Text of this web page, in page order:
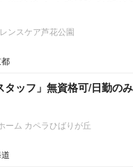
ンスケア芦花公園
タッフ」無資格可/日勤の
ーム カペラひばりが丘